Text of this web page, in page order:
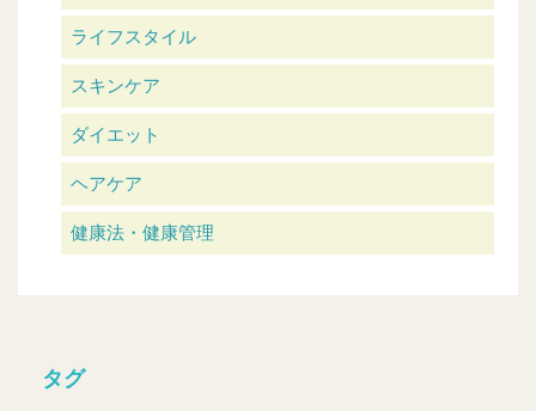
ライフスタイル
スキンケア
ダイエット
ヘアケア
健康法・健康管理
タグ